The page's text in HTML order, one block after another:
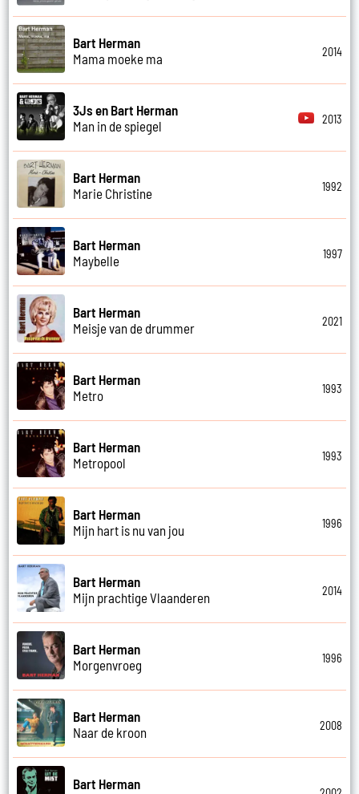
Bart Herman
Mama moeke ma
2014
3Js en Bart Herman
Man in de spiegel
2013
Bart Herman
Marie Christine
1992
Bart Herman
Maybelle
1997
Bart Herman
Meisje van de drummer
2021
Bart Herman
Metro
1993
Bart Herman
Metropool
1993
Bart Herman
Mijn hart is nu van jou
1996
Bart Herman
Mijn prachtige Vlaanderen
2014
Bart Herman
Morgenvroeg
1996
Bart Herman
Naar de kroon
2008
Bart Herman